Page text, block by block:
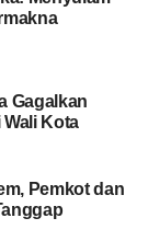
Gagalkan
Kota
Pemkot dan